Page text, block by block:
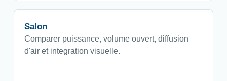
Salon
Comparer puissance, volume ouvert, diffusion
d'air et integration visuelle.